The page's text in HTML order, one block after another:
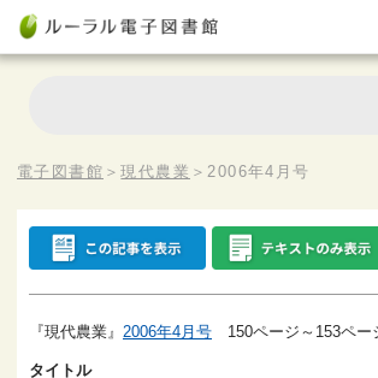
電子図書館 ＞現代農業 ＞2006年4月号
『現代農業』 2006年4月号 150ページ～153ペー
タイトル